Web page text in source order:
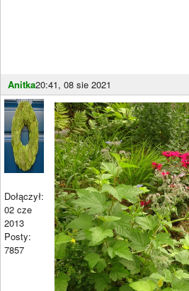
Anitka20:41, 08 sie 2021
Dołączył:
02 cze
2013
Posty:
7857